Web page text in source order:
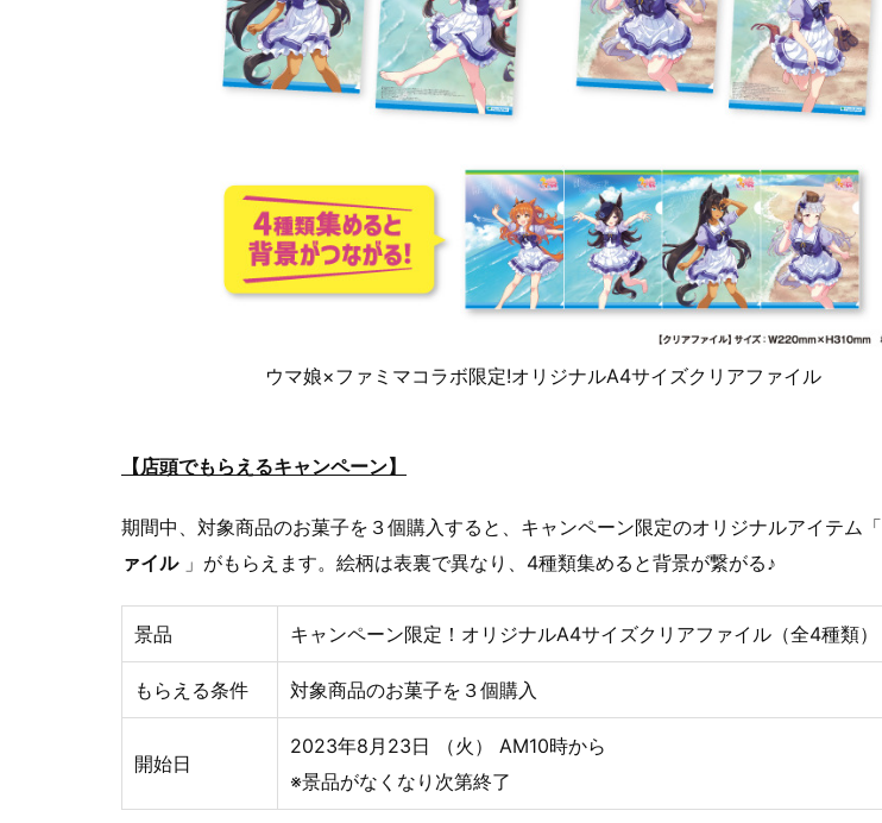
ウマ娘×ファミマコラボ限定!オリジナルA4サイズクリアファイル
【店頭でもらえるキャンペーン】
期間中、対象商品のお菓子を３個購入すると、キャンペーン限定のオリジナルアイテム「
ァイル」がもらえます。絵柄は表裏で異なり、4種類集めると背景が繋がる♪
景品 キャンペーン限定！オリジナルA4サイズクリアファイル（全4種類）
もらえる条件 対象商品のお菓子を３個購入
開始日
2023年8月23日 （火） AM10時から
※景品がなくなり次第終了